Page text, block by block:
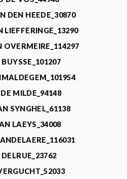
DEN HEEDE_30870
MILDE_94148
SYNGHEL_61138
LAEYS_34008